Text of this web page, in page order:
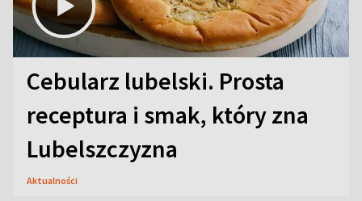
Cebularz lubelski. Prosta
receptura i smak, który zna
Lubelszczyzna
Aktualności